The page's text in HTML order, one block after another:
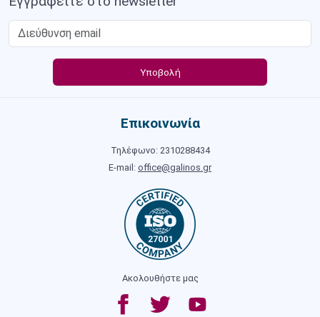
Επικοινωνία
Τηλέφωνο: 2310288434
E-mail: office@galinos.gr
Ακολουθήστε μας